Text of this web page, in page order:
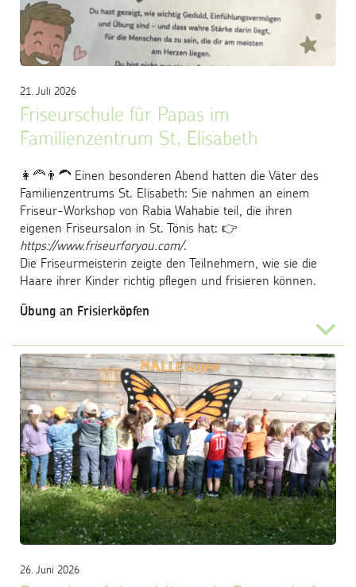
Friseurschule für Papas im
Familienzentrum St. Elisabeth
21. Juli 2026
👩‍🦰👨‍🦱 Einen besonderen Abend hatten die Väter des
Familienzentrums St. Elisabeth: Sie nahmen an einem
Friseur-Workshop von Rabia Wahabie teil, die ihren
eigenen Friseursalon in St. Tönis hat: 👉
https://www.friseurforyou.com/.
Die Friseurmeisterin zeigte den Teilnehmern, wie sie die
Haare ihrer Kinder richtig pflegen und frisieren können.
Übung an Frisierköpfen
26. Juni 2026